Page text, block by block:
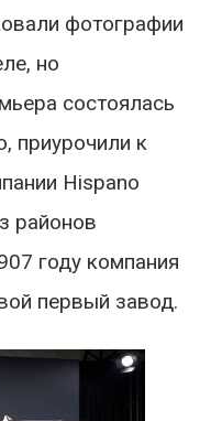
фотографии
но
состоялась
приурочили к
Hispano
районов
году компания
первый завод.